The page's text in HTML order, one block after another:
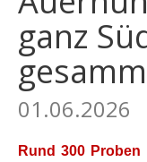
ganz
01.06.2026
Rund 300